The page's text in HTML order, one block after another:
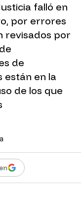
falló en
por errores
revisados por
de
están en la
de los que
link